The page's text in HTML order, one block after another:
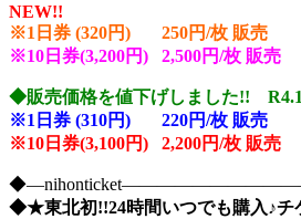
NEW!!
※1日券 (320円) 250円/枚
※10日券(3,200円) 2,500円/枚
◆販売価格を値下げしました!!
※1日券 (310円) 220円/枚
※10日券(3,100円) 2,200円/枚
◆★東北初!!24時間いつでも購入♪チ